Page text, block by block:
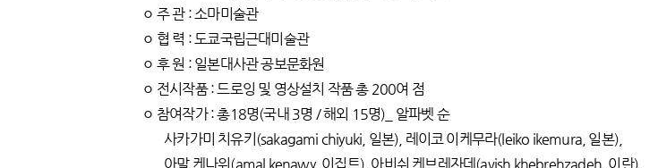
ㅇ 주 관 : 소마미술관
ㅇ 협 력 : 도쿄국립근대미술관
ㅇ 후 원 : 일본대사관 공보문화원
ㅇ 전시작품 : 드로잉 및 영상설치 작품 총 200여 점
ㅇ 참여작가 : 총18명(국내 3명 / 해외 15명)_ 알파벳 순
사카가미 치유키(sakagami chiyuki, 일본), 레이코 이케무라(leiko ikemura, 일본),
아말 케나위(amal kenawy, 이집트), 아비쉬 케브레자데(avish khebrehzadeh, 이란),